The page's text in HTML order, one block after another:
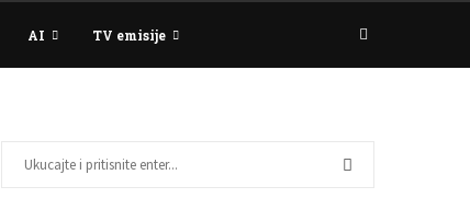
AI TV emisije